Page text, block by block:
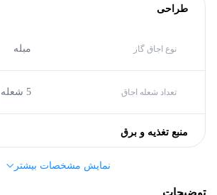
طراحی
نوع اجاق گاز مبله
تعداد شعله اجاق 5 شعله
منبع تغذیه و برق
A
نمایش مشخصات بیشتر
توضیحات